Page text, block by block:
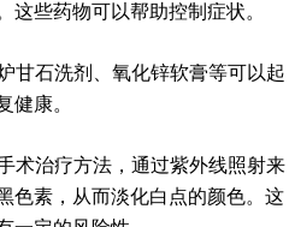
这些药物可以帮助控制症状。
石洗剂、氧化锌软膏等可以起
健康。
治疗方法，通过紫外线照射来
色素，从而淡化白点的颜色。这